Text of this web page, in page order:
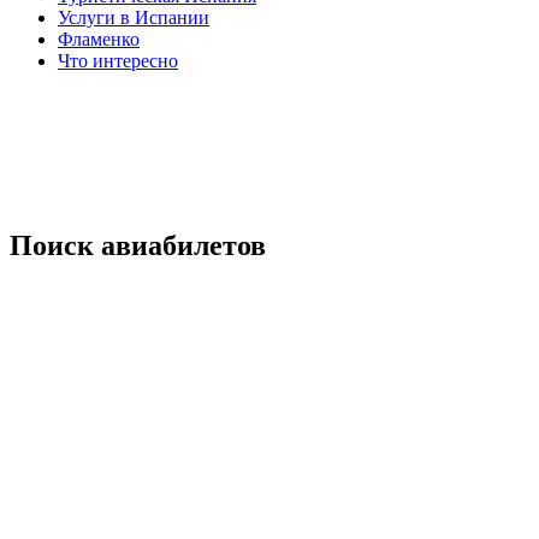
Услуги в Испании
Фламенко
Что интересно
Поиск авиабилетов